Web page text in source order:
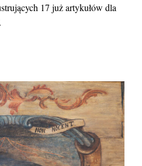
17 już artykułów dla